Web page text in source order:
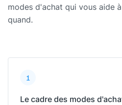
modes d'achat qui vous aide
quand.
1
Le cadre des modes